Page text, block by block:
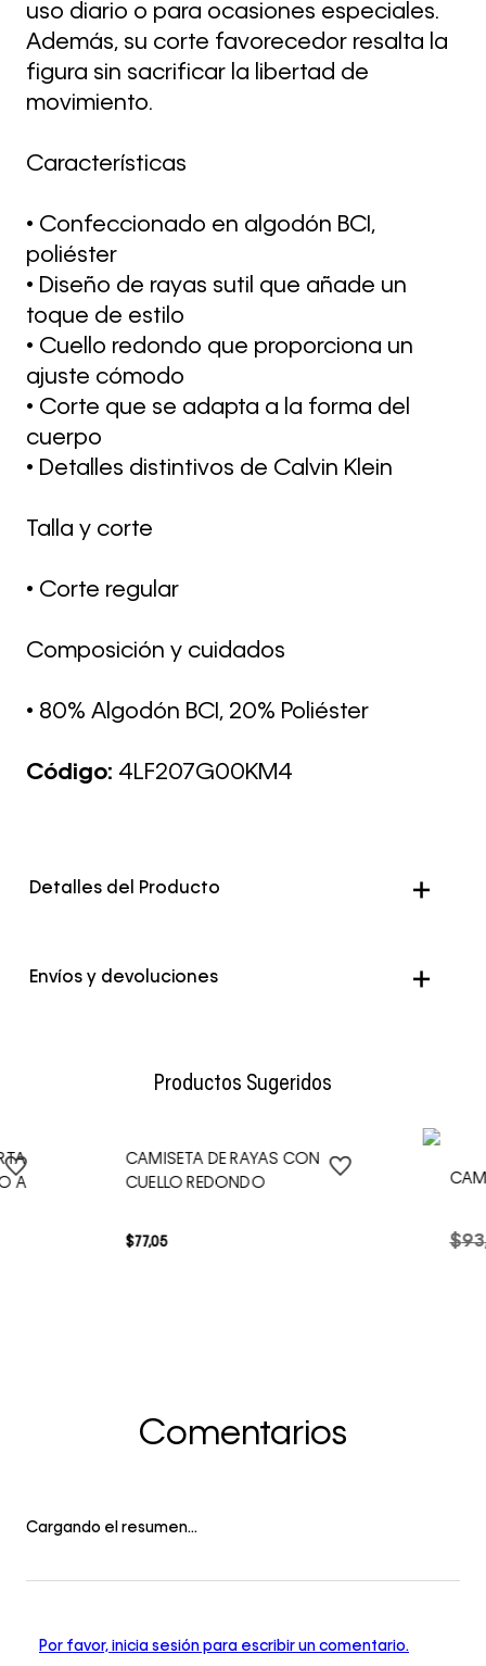
uso diario o para ocasiones especiales.
Además, su corte favorecedor resalta la
figura sin sacrificar la libertad de
movimiento.
Características
• Confeccionado en algodón BCI,
poliéster
• Diseño de rayas sutil que añade un
toque de estilo
• Cuello redondo que proporciona un
ajuste cómodo
• Corte que se adapta a la forma del
cuerpo
• Detalles distintivos de Calvin Klein
Talla y corte
• Corte regular
Composición y cuidados
• 80% Algodón BCI, 20% Poliéster
Código: 4LF207G00KM4
Detalles del Producto
Genero Hombre
Envíos y devoluciones
Productos Sugeridos
A
CAMISETA DE RAYAS CON
CUELLO REDONDO
$77,05 $93
Comentarios
Cargando el resumen…
Por favor, inicia sesión para escribir un comentario.